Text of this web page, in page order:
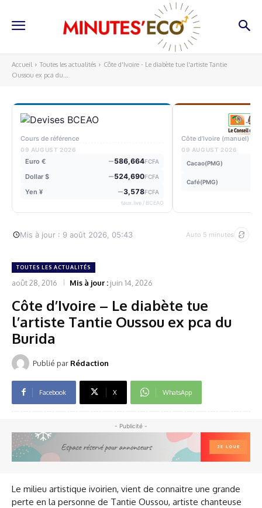
Accueil Toutes les actualités
Côte d'Ivoire - Le diabète tue l'artiste Tantie
Oussou ex pca du...
Cours de référence
09 AUGUST 2026
Euro € 586,664FCFA
Dollar $ 524,690FCFA
Yen ¥ 3,578FCFA
taux.live / BCEAO
Côte d'Ivoire (manuel)
09 AUGUST 2026
Cacao(PMG)
Café(PMG)
Mis à jour : 9 août 2026, 05:43 Auto 5 minutes
TOUTES LES ACTUALITÉS
août 28, 2016 Mis à jour : juin 14, 2026
Côte d’Ivoire – Le diabète tue
l’artiste Tantie Oussou ex pca du
Burida
Publié par Rédaction
Facebook X WhatsApp
- Publicité -
Le milieu artistique ivoirien, vient de connaitre une grande
perte en la personne de Tantie Oussou, artiste chanteuse